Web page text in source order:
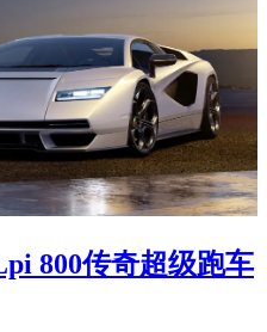
800传奇超级跑车